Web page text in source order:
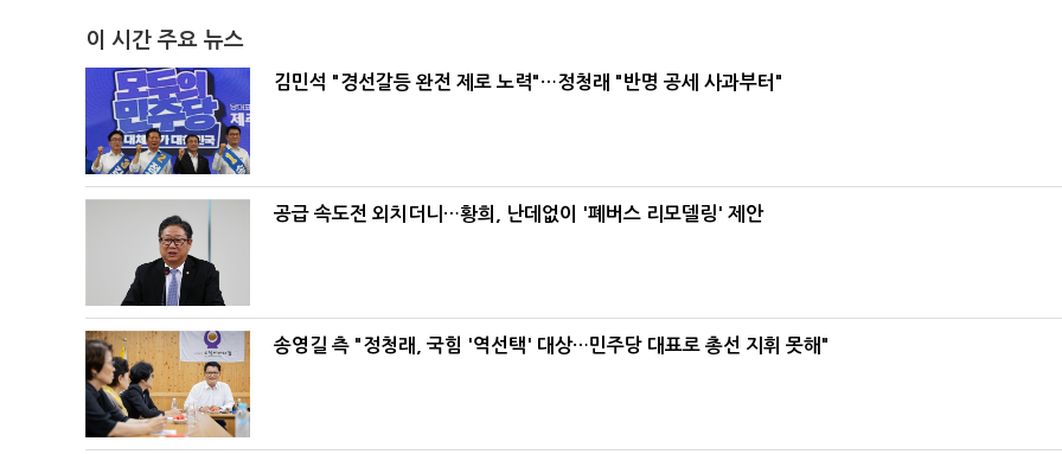
이 시간 주요 뉴스
김민석 "경선갈등 완전 제로 노력"…정청래 "반명 공세 사과부터"
공급 속도전 외치더니…황희, 난데없이 '폐버스 리모델링' 제안
송영길 측 "정청래, 국힘 '역선택' 대상…민주당 대표로 총선 지휘 못해"